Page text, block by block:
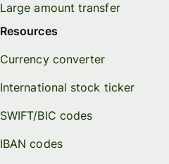
Large amount transfer
Resources
Currency converter
International stock ticker
SWIFT/BIC codes
IBAN codes